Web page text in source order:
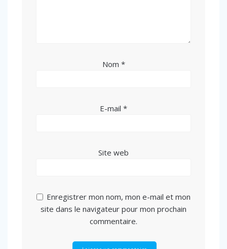
Nom *
E-mail *
Site web
Enregistrer mon nom, mon e-mail et mon
site dans le navigateur pour mon prochain
commentaire.